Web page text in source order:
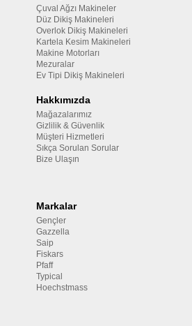
Çuval Ağzı Makineler
Düz Dikiş Makineleri
Overlok Dikiş Makineleri
Kartela Kesim Makineleri
Makine Motorları
Mezuralar
Ev Tipi Dikiş Makineleri
Hakkımızda
Mağazalarımız
Gizlilik & Güvenlik
Müşteri Hizmetleri
Sıkça Sorulan Sorular
Bize Ulaşın
Markalar
Gençler
Gazzella
Saip
Fiskars
Pfaff
Typical
Hoechstmass